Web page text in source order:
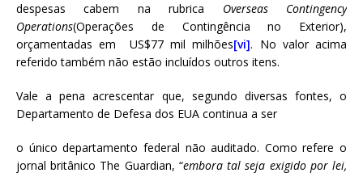
despesas cabem na rubrica Overseas Contingency
Operations(Operações de Contingência no Exterior),
orçamentadas em US$77 mil milhões[vi]. No valor acima
referido também não estão incluídos outros itens.
Vale a pena acrescentar que, segundo diversas fontes, o
Departamento de Defesa dos EUA continua a ser
o único departamento federal não auditado. Como refere o
jornal britânico The Guardian, “embora tal seja exigido por lei,